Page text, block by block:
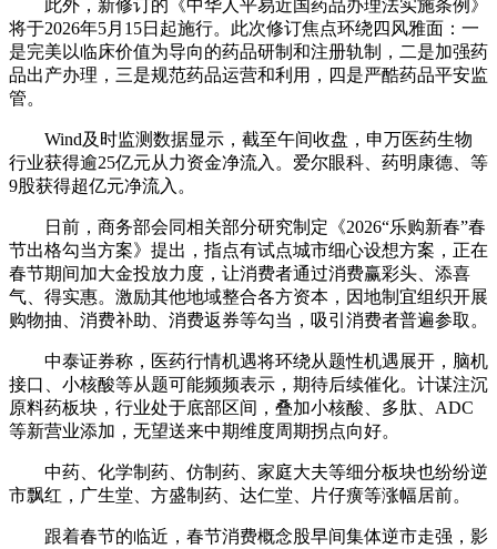
此外，新修订的《中华人平易近国药品办理法实施条例》
将于2026年5月15日起施行。此次修订焦点环绕四风雅面：一
是完美以临床价值为导向的药品研制和注册轨制，二是加强药
品出产办理，三是规范药品运营和利用，四是严酷药品平安监
管。
Wind及时监测数据显示，截至午间收盘，申万医药生物
行业获得逾25亿元从力资金净流入。爱尔眼科、药明康德、等
9股获得超亿元净流入。
日前，商务部会同相关部分研究制定《2026“乐购新春”春
节出格勾当方案》提出，指点有试点城市细心设想方案，正在
春节期间加大金投放力度，让消费者通过消费赢彩头、添喜
气、得实惠。激励其他地域整合各方资本，因地制宜组织开展
购物抽、消费补助、消费返券等勾当，吸引消费者普遍参取。
中泰证券称，医药行情机遇将环绕从题性机遇展开，脑机
接口、小核酸等从题可能频频表示，期待后续催化。计谋注沉
原料药板块，行业处于底部区间，叠加小核酸、多肽、ADC
等新营业添加，无望送来中期维度周期拐点向好。
中药、化学制药、仿制药、家庭大夫等细分板块也纷纷逆
市飘红，广生堂、方盛制药、达仁堂、片仔癀等涨幅居前。
跟着春节的临近，春节消费概念股早间集体逆市走强，影